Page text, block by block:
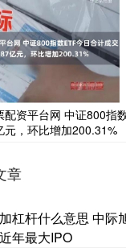
配资平台网 中证800指
元，环比增加200.31%
章
杠杆什么意思 中际
年最大IPO